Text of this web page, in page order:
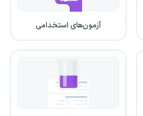
آزمون‌های استخدامی